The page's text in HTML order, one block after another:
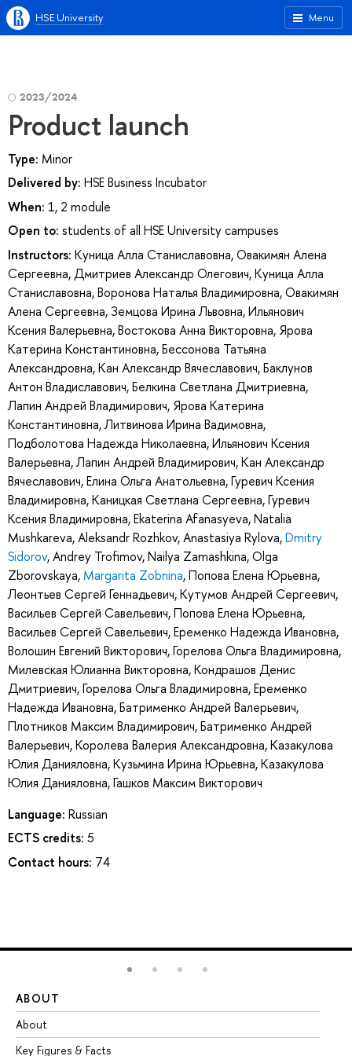
Menu
HSE University
2023/2024
Product launch
Type: Minor
Delivered by: HSE Business Incubator
When: 1, 2 module
Open to: students of all HSE University campuses
Instructors: Куница Алла Станиславовна,Овакимян Алена
Сергеевна,Дмитриев Александр Олегович,Куница Алла
Станиславовна,Воронова Наталья Владимировна,Овакимян
Алена Сергеевна, Земцова Ирина Львовна,Ильянович
Ксения Валерьевна,Востокова Анна Викторовна, Ярова
Катерина Константиновна,Бессонова Татьяна
Александровна,Кан Александр Вячеславович,Баклунов
Антон Владиславович,Белкина Светлана Дмитриевна,
Лапин Андрей Владимирович, Ярова Катерина
Константиновна,Литвинова Ирина Вадимовна,
Подболотова Надежда Николаевна,Ильянович Ксения
Валерьевна,Лапин Андрей Владимирович,Кан Александр
Вячеславович,Елина Ольга Анатольевна,Гуревич Ксения
Владимировна,Каницкая Светлана Сергеевна,Гуревич
Ксения Владимировна,Ekaterina Afanasyeva,Natalia
Mushkareva,Aleksandr Rozhkov,Anastasiya Rylova,Dmitry
Sidorov,Andrey Trofimov,Nailya Zamashkina,Olga
Zborovskaya, Margarita Zobnina,Попова Елена Юрьевна,
Леонтьев Сергей Геннадьевич,Кутумов Андрей Сергеевич,
Васильев Сергей Савельевич,Попова Елена Юрьевна,
Васильев Сергей Савельевич,Еременко Надежда Ивановна,
Волошин Евгений Викторович,Горелова Ольга Владимировна,
Милевская Юлианна Викторовна,Кондрашов Денис
Дмитриевич,Горелова Ольга Владимировна,Еременко
Надежда Ивановна,Батрименко Андрей Валерьевич,
Плотников Максим Владимирович,Батрименко Андрей
Валерьевич,Королева Валерия Александровна,Казакулова
Юлия Данияловна,Кузьмина Ирина Юрьевна,Казакулова
Юлия Данияловна,Гашков Максим Викторович
Language: Russian
ECTS credits: 5
Contact hours: 74
ABOUT
About
Key Figures & Facts